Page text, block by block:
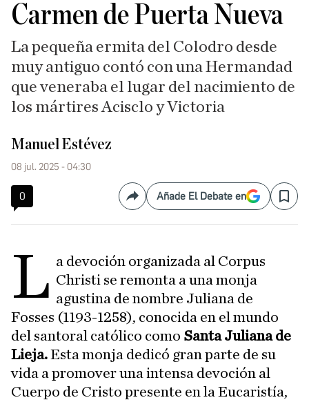
Carmen de Puerta Nueva
La pequeña ermita del Colodro desde
muy antiguo contó con una Hermandad
que veneraba el lugar del nacimiento de
los mártires Acisclo y Victoria
Manuel Estévez
08 jul. 2025 - 04:30
0 CompartirAñade El Debate en Save
L a devoción organizada al Corpus
Christi se remonta a una monja
agustina de nombre Juliana de
Fosses (1193-1258), conocida en el mundo
del santoral católico como Santa Juliana de
Lieja.Esta monja dedicó gran parte de su
vida a promover una intensa devoción al
Cuerpo de Cristo presente en la Eucaristía,